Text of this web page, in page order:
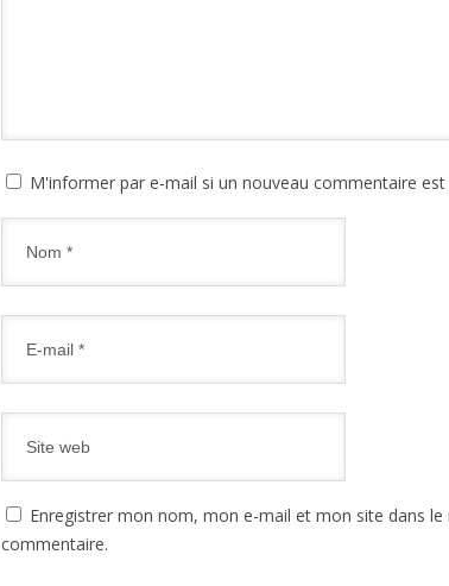
M'informer par e-mail si un nouveau commentaire
Enregistrer mon nom, mon e-mail et mon site dans
commentaire.